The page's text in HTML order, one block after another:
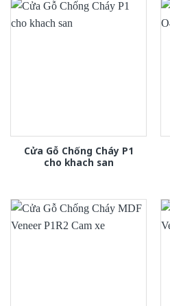
Cửa Gỗ Chống Cháy P1
cho khach san